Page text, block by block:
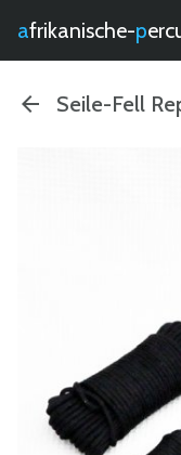
afrikanische-
Seile-Fell